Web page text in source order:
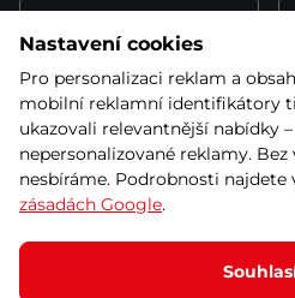
Půjčovna
obchodní podmínky
© 2026 SEVEN SPORT s.r.o Všechna
Podle zákona o evidenci tržeb je
kupujícímu účtenku.
Nastavení cookies
Pro personalizaci reklam a
mobilní reklamní identifikátory
ukazovali relevantnější nabídky
nepersonalizované reklamy.
nesbíráme. Podrobnosti najdete
zásadách Google.